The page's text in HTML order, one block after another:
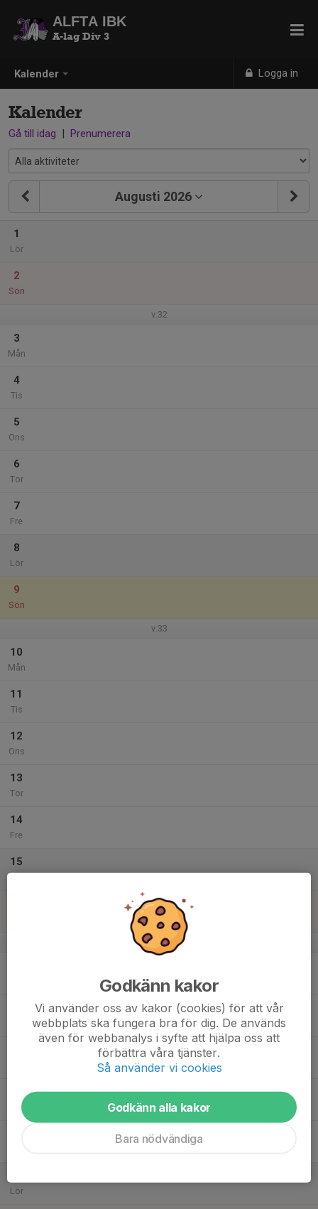
Kalender Logga in
ALFTA IBK
A-lag Div 3
Kalender
Gå till idag | Prenumerera
Augusti 2026
1
Lör
2
Sön
v.32
3
Mån
4
Tis
5
Ons
6
Tor
7
Fre
8
Lör
9
Sön
v.33
10
Mån
11
Tis
12
Ons
13
Tor
14
Fre
15
v.34
Tor
Lör
Godkänn kakor
Vi använder oss av kakor (cookies) för att vår
webbplats ska fungera bra för dig. De används
även för webbanalys i syfte att hjälpa oss att
förbättra våra tjänster.
Så använder vi cookies
Godkänn alla kakor
Bara nödvändiga